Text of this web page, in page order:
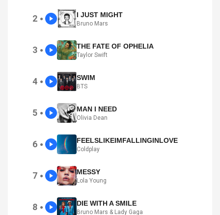
2 ● I JUST MIGHT
Bruno Mars
3 ● THE FATE OF OPHELIA
Taylor Swift
4 ● SWIM
BTS
5 ● MAN I NEED
Olivia Dean
6 ● FEELSLIKEIMFALLINGINLOVE
Coldplay
7 ● MESSY
Lola Young
8 ● DIE WITH A SMILE
Bruno Mars & Lady Gaga